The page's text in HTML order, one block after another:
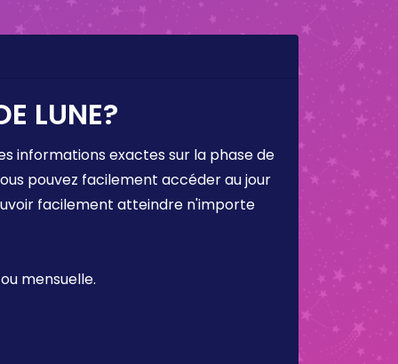
LUNE?
informations exactes sur la phase de
pouvez facilement accéder au jour
facilement atteindre n'importe
mensuelle.